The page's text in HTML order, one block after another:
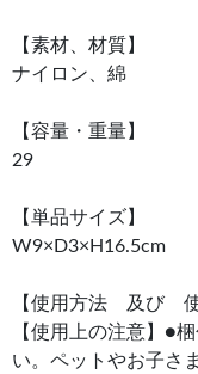
【素材、材質】
ナイロン、綿
【容量・重量】
29
【単品サイズ】
W9×D3×H16.5cm
【使用方法 及び 使
【使用上の注意】●
い。ペットやお子さ